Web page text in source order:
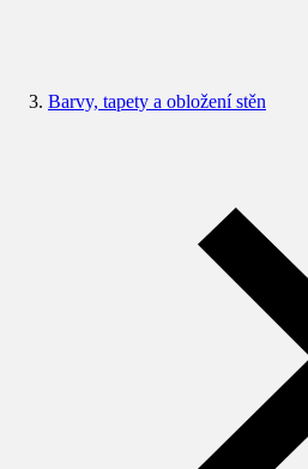
Barvy, tapety a obložení stěn